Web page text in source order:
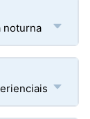
noturna